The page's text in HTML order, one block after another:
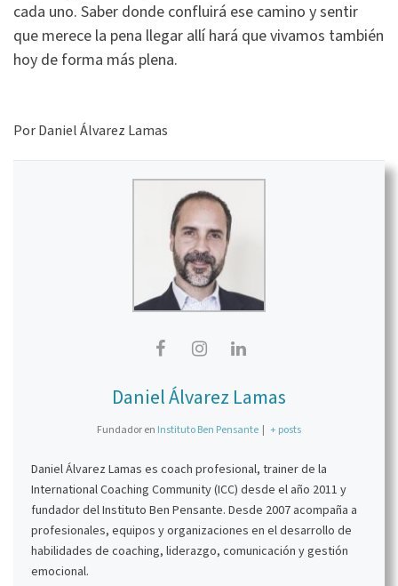
cada uno. Saber donde confluirá ese camino y sentir
que merece la pena llegar allí hará que vivamos también
hoy de forma más plena.
Por Daniel Álvarez Lamas
Daniel Álvarez Lamas
Fundadoren Instituto Ben Pensante | + posts
Daniel Álvarez Lamas es coach profesional, trainer de la
International Coaching Community (ICC) desde el año 2011 y
fundador del Instituto Ben Pensante. Desde 2007 acompaña a
profesionales, equipos y organizaciones en el desarrollo de
habilidades de coaching, liderazgo, comunicación y gestión
emocional.